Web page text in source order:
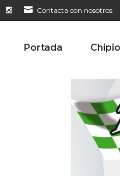
Contacta con nosotros
Portada